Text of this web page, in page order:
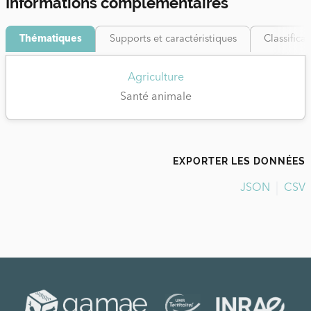
Thématiques Supports et caractéristiques
Agriculture
Santé animale
EXPORTER LES DONNÉES
JSON CSV